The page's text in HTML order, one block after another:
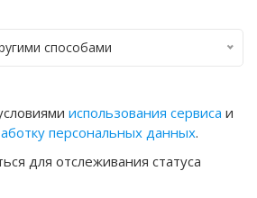
способами
использования сервиса и
персональных данных.
для отслеживания статуса